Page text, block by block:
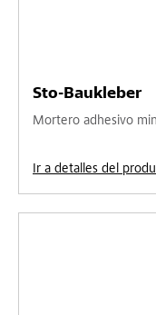
Sto-Baukleber
Mortero adhesivo
Ir a detalles del